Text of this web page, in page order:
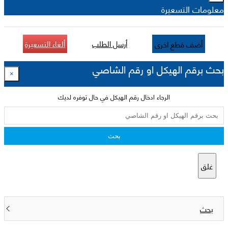
معلومات التسعيرة
أضف قطع اخرى أرسل الطلب ألغاء التسعيرة
بحث برقم الهيكل او رقم الشاصي ×
الرجاء ادخال رقم الهيكل في حال توفره لديك
بحث
غلق
بحث